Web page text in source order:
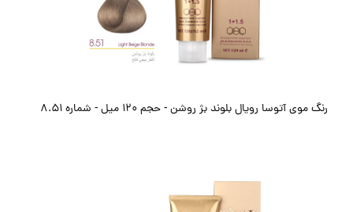
رنگ موی آتوسا رویال بلوند بژ روشن - حجم 120 میل - شماره 8.51